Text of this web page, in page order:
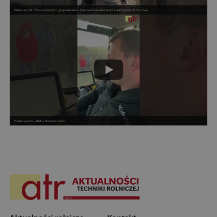
Valtra Serie N 135 w rodzinnym gospodarstwie Państwa Pszonka! #valtra #atrexpress #rolnictwo
Pokaz systemu TIM w Braszowicach!